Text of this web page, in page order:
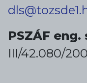
PSZÁF eng.
III/42.080/